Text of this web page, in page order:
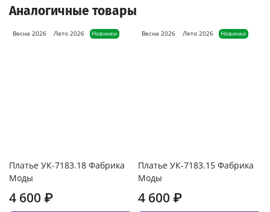
Аналогичные товары
Весна 2026 Лето 2026 Новинки
Платье УК-7183.18 Фабрика
Моды
4 600 ₽
Весна 2026 Лето 2026 Новинки
Платье УК-7183.15 Фабрика
Моды
4 600 ₽